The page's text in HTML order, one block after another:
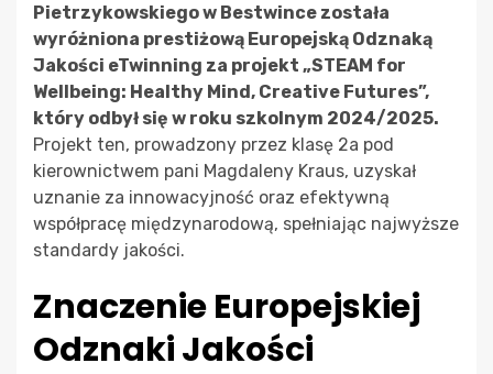
Pietrzykowskiego w Bestwince została
wyróżniona prestiżową Europejską Odznaką
Jakości eTwinning za projekt „STEAM for
Wellbeing: Healthy Mind, Creative Futures”,
który odbył się w roku szkolnym 2024/2025.
Projekt ten, prowadzony przez klasę 2a pod
kierownictwem pani Magdaleny Kraus, uzyskał
uznanie za innowacyjność oraz efektywną
współpracę międzynarodową, spełniając najwyższe
standardy jakości.
Znaczenie Europejskiej
Odznaki Jakości